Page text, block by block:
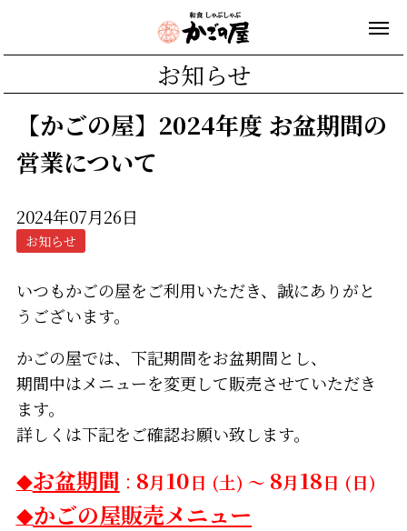
お知らせ
【かごの屋】2024年度 お盆期間の
営業について
2024年07月26日
お知らせ
いつもかごの屋をご利用いただき、誠にありがと
うございます。
かごの屋では、下記期間をお盆期間とし、
期間中はメニューを変更して販売させていただき
ます。
詳しくは下記をご確認お願い致します。
◆お盆期間 ： 8月10日 (土) ～ 8月18日 (日)
◆かごの屋販売メニュー